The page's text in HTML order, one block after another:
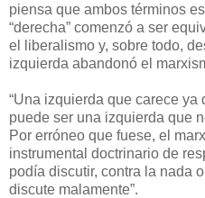
piensa que ambos términos
“derecha” comenzó a ser
el liberalismo y, sobre todo,
izquierda abandonó el
“Una izquierda que carece
puede ser una izquierda que
Por erróneo que fuese, el
instrumental doctrinario de
podía discutir, contra la nada
discute malamente”.